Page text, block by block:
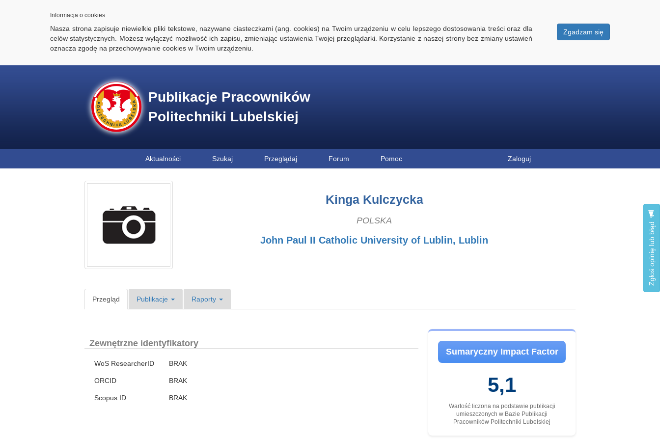
Informacja o cookies
Zgadzam się
Nasza strona zapisuje niewielkie pliki tekstowe, nazywane ciasteczkami (ang. cookies) na Twoim urządzeniu w celu lepszego dostosowania treści oraz dla
celów statystycznych. Możesz wyłączyć możliwość ich zapisu, zmieniając ustawienia Twojej przeglądarki. Korzystanie z naszej strony bez zmiany ustawień
oznacza zgodę na przechowywanie cookies w Twoim urządzeniu.
Publikacje Pracowników
Politechniki Lubelskiej
Aktualności Szukaj Przeglądaj Forum Pomoc Zaloguj
Zgłoś opinię lub błąd
Kinga Kulczycka
POLSKA
John Paul II Catholic University of Lublin, Lublin
Przegląd Publikacje Raporty
Zewnętrzne identyfikatory
WoS ResearcherID BRAK
ORCID BRAK
Scopus ID BRAK
Sumaryczny Impact Factor
5,1
Wartość liczona na podstawie publikacji
umieszczonych w Bazie Publikacji
Pracowników Politechniki Lubelskiej